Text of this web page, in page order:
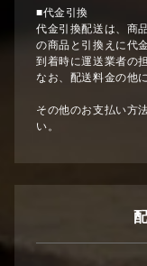
■代金引換
代金引換配送は、商
の商品と引換えに代
到着時に運送業者の
なお、配送料金の他
その他のお支払い方
い。